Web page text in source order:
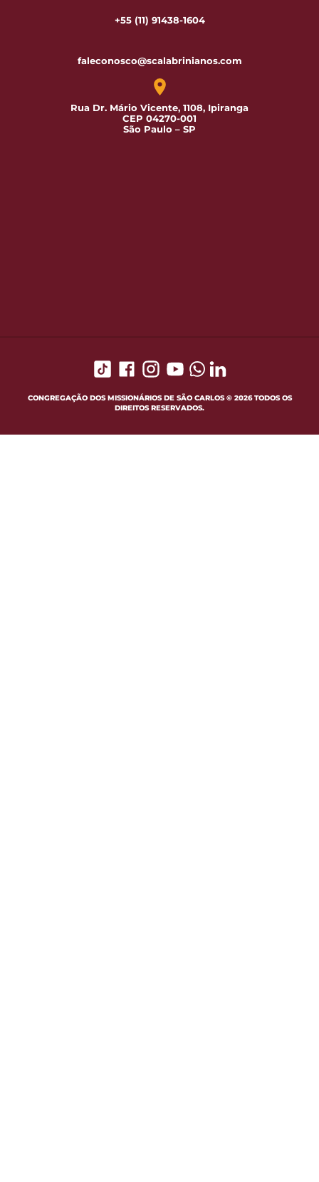
+55 (11) 91438-1604
faleconosco@scalabrinianos.com
Rua Dr. Mário Vicente, 1108, Ipiranga
CEP 04270-001
São Paulo – SP
CONGREGAÇÃO DOS MISSIONÁRIOS DE SÃO CARLOS © 2026 TODOS OS
DIREITOS RESERVADOS.